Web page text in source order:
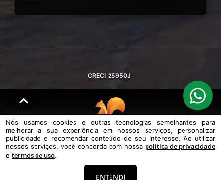
CRECI 25950J
© DESENVOLVIDO PELAAGIL.NET
Nós usamos cookies e outras tecnologias semelhantes para melhorar a
sua experiência em nossos serviços, personalizar publicidade e
Nós usamos cookies e outras tecnologias semelhantes para
melhorar a sua experiência em nossos serviços, personalizar
publicidade e recomendar conteúdo de seu interesse. Ao utilizar
nossos serviços, você concorda com nossa política de privacidade
e termos de uso.
ENTENDI